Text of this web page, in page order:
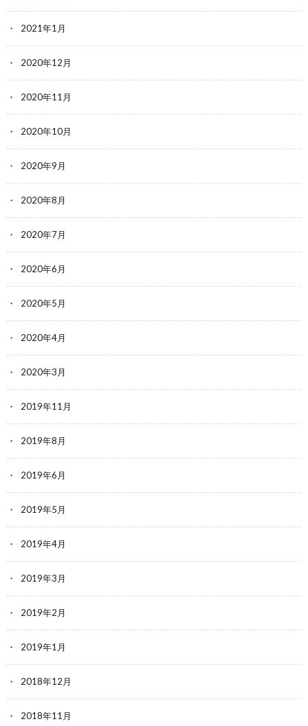
2021年1月
2020年12月
2020年11月
2020年10月
2020年9月
2020年8月
2020年7月
2020年6月
2020年5月
2020年4月
2020年3月
2019年11月
2019年8月
2019年6月
2019年5月
2019年4月
2019年3月
2019年2月
2019年1月
2018年12月
2018年11月